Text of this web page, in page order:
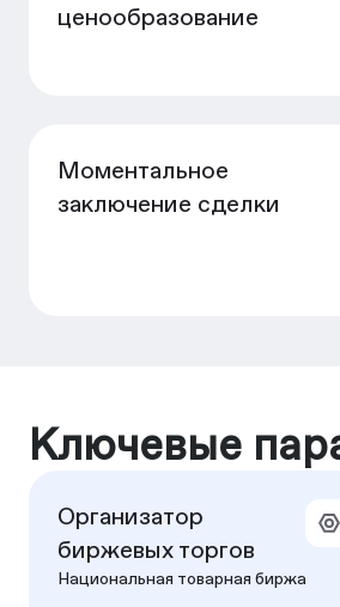
ценообразование
Моментальное
заключение сделки
Ключевые
Организатор
биржевых торгов
Национальная товарная биржа